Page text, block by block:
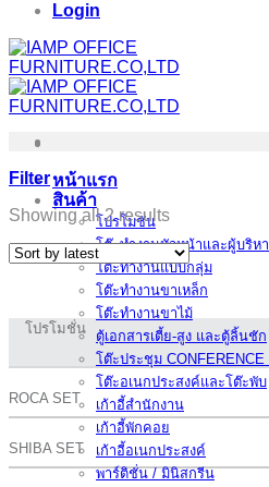
Login
หน้าแรก
สินค้า
โปรโมชั่น
โต๊ะทำงานหัวหน้าและผู้บริห
โต๊ะทำงานแบบกลุ่ม
โต๊ะทำงานขาเหล็ก
โต๊ะทำงานขาไม้
ตู้เอกสารเตี้ย-สูง และตู้ลิ้นชัก
โต๊ะประชุม CONFERENCE
โต๊ะอเนกประสงค์และโต๊ะพับ
เก้าอี้สำนักงาน
เก้าอี้พักคอย
เก้าอี้อเนกประสงค์
พาร์ติชั่น / มินิสกรีน
Filter
Showing all 2 results
โปรโมชั่น
ROCA SET
SHIBA SET